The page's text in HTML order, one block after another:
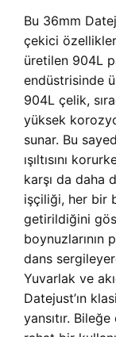
Bu 36mm
çekici
üretilen 904L
endüstrisinde
904L çelik,
yüksek
sunar. Bu
ışıltısını
karşı da daha
işçiliği, her bir
getirildiğini
boynuzlarının
dans
Yuvarlak ve
Datejust’ın
yansıtır.